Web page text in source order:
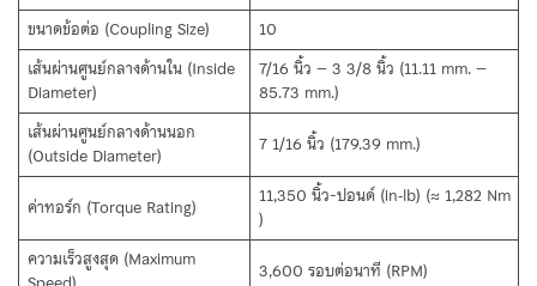
ขนาดข้อต่อ (Coupling Size)
10
เส้นผ่านศูนย์กลางด้านใน (Inside
Diameter)
7/16 นิ้ว – 3 3/8 นิ้ว (11.11 mm. –
85.73 mm.)
เส้นผ่านศูนย์กลางด้านนอก
(Outside Diameter)
7 1/16 นิ้ว (179.39 mm.)
ค่าทอร์ก (Torque Rating)
11,350 นิ้ว-ปอนด์ (in‑lb) (≈ 1,282 Nm
)
ความเร็วสูงสุด (Maximum
3,600 รอบต่อนาที (RPM)